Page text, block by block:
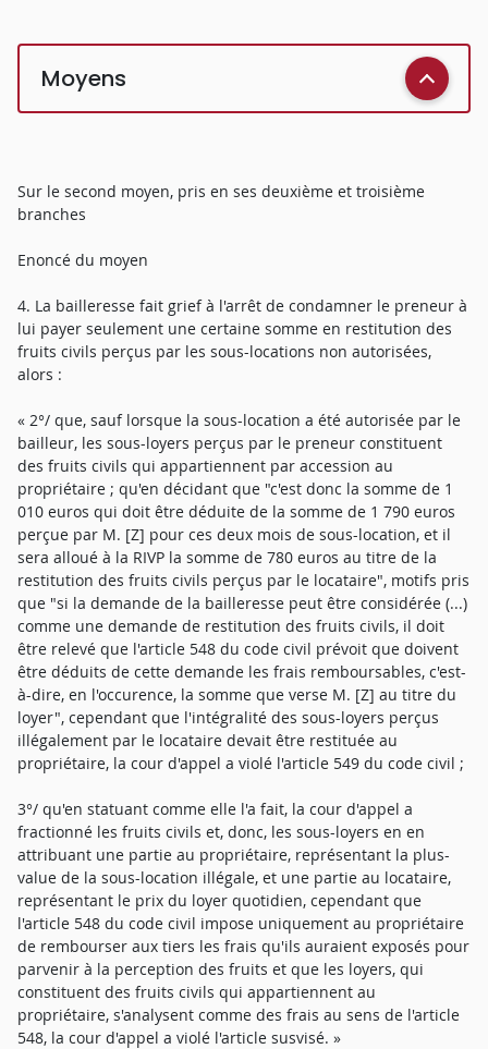
Moyens
Sur le second moyen, pris en ses deuxième et troisième
branches
Enoncé du moyen
4. La bailleresse fait grief à l'arrêt de condamner le preneur à
lui payer seulement une certaine somme en restitution des
fruits civils perçus par les sous-locations non autorisées,
alors :
« 2°/ que, sauf lorsque la sous-location a été autorisée par le
bailleur, les sous-loyers perçus par le preneur constituent
des fruits civils qui appartiennent par accession au
propriétaire ; qu'en décidant que "c'est donc la somme de 1
010 euros qui doit être déduite de la somme de 1 790 euros
perçue par M. [Z] pour ces deux mois de sous-location, et il
sera alloué à la RIVP la somme de 780 euros au titre de la
restitution des fruits civils perçus par le locataire", motifs pris
que "si la demande de la bailleresse peut être considérée (...)
comme une demande de restitution des fruits civils, il doit
être relevé que l'article 548 du code civil prévoit que doivent
être déduits de cette demande les frais remboursables, c'est-
à-dire, en l'occurence, la somme que verse M. [Z] au titre du
loyer", cependant que l'intégralité des sous-loyers perçus
illégalement par le locataire devait être restituée au
propriétaire, la cour d'appel a violé l'article 549 du code civil ;
3°/ qu'en statuant comme elle l'a fait, la cour d'appel a
fractionné les fruits civils et, donc, les sous-loyers en en
attribuant une partie au propriétaire, représentant la plus-
value de la sous-location illégale, et une partie au locataire,
représentant le prix du loyer quotidien, cependant que
l'article 548 du code civil impose uniquement au propriétaire
de rembourser aux tiers les frais qu'ils auraient exposés pour
parvenir à la perception des fruits et que les loyers, qui
constituent des fruits civils qui appartiennent au
propriétaire, s'analysent comme des frais au sens de l'article
548, la cour d'appel a violé l'article susvisé. »